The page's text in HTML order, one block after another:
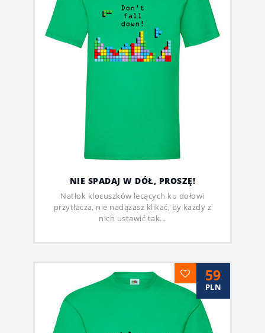
NIE SPADAJ W DÓŁ, PROSZĘ!
Natłok klocuszków lecących ku dołowi
przytłacza, nie nadążasz klikać, by każdy z
nich ustawić tak...
59
PLN